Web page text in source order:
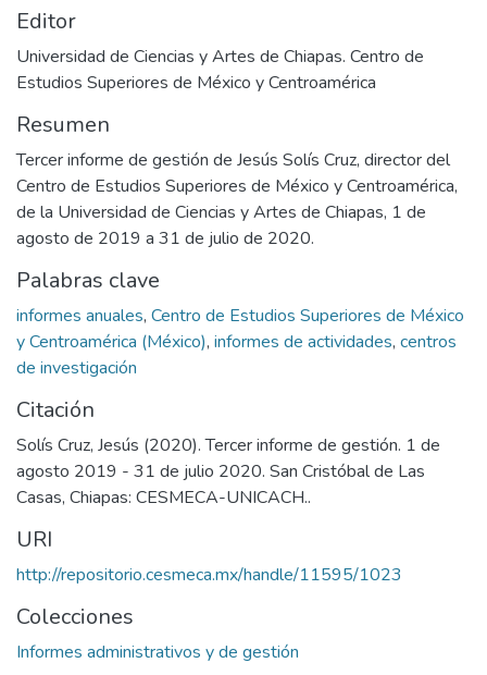
Editor
Universidad de Ciencias y Artes de Chiapas. Centro de
Estudios Superiores de México y Centroamérica
Resumen
Tercer informe de gestión de Jesús Solís Cruz, director del
Centro de Estudios Superiores de México y Centroamérica,
de la Universidad de Ciencias y Artes de Chiapas, 1 de
agosto de 2019 a 31 de julio de 2020.
Palabras clave
informes anuales, Centro de Estudios Superiores de México
y Centroamérica (México), informes de actividades, centros
de investigación
Citación
Solís Cruz, Jesús (2020). Tercer informe de gestión. 1 de
agosto 2019 - 31 de julio 2020. San Cristóbal de Las
Casas, Chiapas: CESMECA-UNICACH..
URI
http://repositorio.cesmeca.mx/handle/11595/1023
Colecciones
Informes administrativos y de gestión